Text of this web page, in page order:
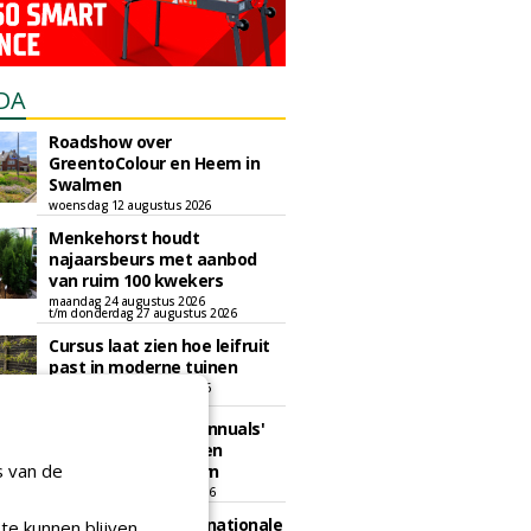
Roadshow over
GreentoColour en Heem in
Swalmen
woensdag 12 augustus 2026
Menkehorst houdt
najaarsbeurs met aanbod
van ruim 100 kwekers
maandag 24 augustus 2026
t/m donderdag 27 augustus 2026
Cursus laat zien hoe leifruit
past in moderne tuinen
woensdag 26 augustus 2026
Vakdag 'All About Annuals'
zet eenjarige planten
centraal in Appeltern
donderdag 27 augustus 2026
GaLaBau 2026: internationale
van de